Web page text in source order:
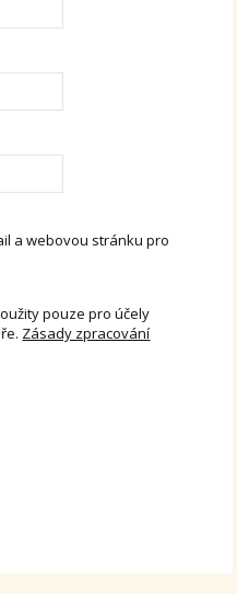
a webovou stránku pro
pouze pro účely
Zásady zpracování